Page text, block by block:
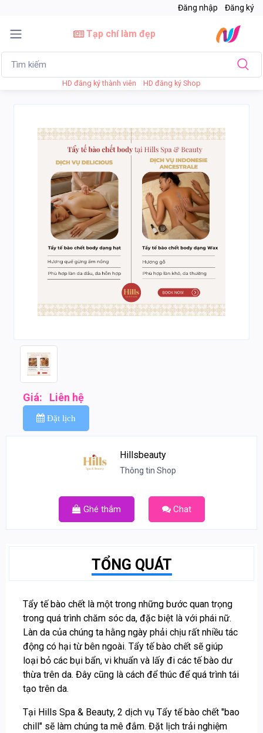
Đăng nhập Đăng ký
Tạp chí làm đẹp
HD đăng ký thành viên HD đăng ký Shop
Giá: Liên hệ
Đặt lịch
Hillsbeauty
Thông tin Shop
Ghé thắm Chat
TỔNG QUÁT
Tẩy tế bào chết là một trong những bước quan trọng
trong quá trình chăm sóc da, đặc biệt là với phái nữ.
Làn da của chúng ta hằng ngày phải chịu rất nhiều tác
động có hại từ bên ngoài. Tẩy tế bào chết sẽ giúp
loại bỏ các bụi bẩn, vi khuẩn và lấy đi các tế bào dư
thừa trên da. Đây cũng là cách để thúc để quá trình tái
tạo trên da.
Tại Hills Spa & Beauty, 2 dịch vụ Tẩy tế bào chết "bao
chill" sẽ làm chúng ta mê đắm. Đặt lịch trải nghiệm